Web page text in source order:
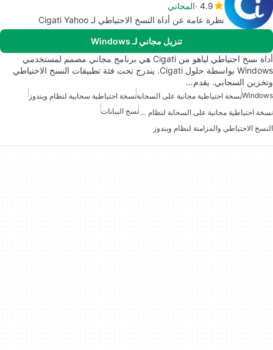
4.9 المجاني
نظرة عامة عن أداة النسخ الاحتياطي لـ Cigati Yahoo
تنزيل مجاني لـ Windows
أداة نسخ احتياطي لياهو من Cigati هي برنامج مجاني مصمم لمستخدمي
Windows بواسطة حلول Cigati. يندرج تحت فئة تطبيقات النسخ الاحتياطي
وتخزين السحابي. يقدم…
Windowsنسخة احتياطية مجانية على السحابةنسخة احتياطية سحابية لنظام ويندوز
نسخة احتياطية مجانية على السحابة لنظام ويندوز نسخ البيانات
النسخ الاحتياطي والمزامنة لنظام ويندوز